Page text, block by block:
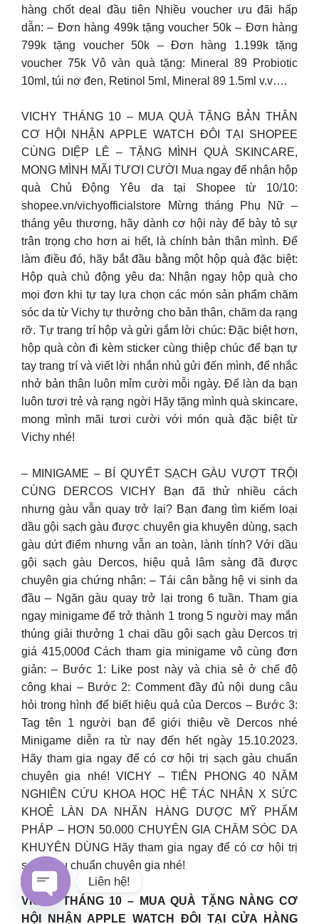
hàng chốt deal đầu tiên Nhiều voucher ưu đãi hấp
dẫn: – Đơn hàng 499k tặng voucher 50k – Đơn hàng
799k tặng voucher 50k – Đơn hàng 1.199k tặng
voucher 75k Vô vàn quà tặng: Mineral 89 Probiotic
10ml, túi nơ đen, Retinol 5ml, Mineral 89 1.5ml v.v….
VICHY THÁNG 10 – MUA QUÀ TẶNG BẢN THÂN
CƠ HỘI NHẬN APPLE WATCH ĐÔI TẠI SHOPEE
CÙNG DIỆP LÊ – TẶNG MÌNH QUÀ SKINCARE,
MONG MÌNH MÃI TƯƠI CƯỜI Mua ngay để nhận hộp
quà Chủ Động Yêu da tại Shopee từ 10/10:
shopee.vn/vichyofficialstore Mừng tháng Phụ Nữ –
tháng yêu thương, hãy dành cơ hội này để bày tỏ sự
trân trọng cho hơn ai hết, là chính bản thân mình. Để
làm điều đó, hãy bắt đầu bằng một hộp quà đặc biệt:
Hộp quà chủ động yêu da: Nhận ngay hộp quà cho
mọi đơn khi tự tay lựa chọn các món sản phẩm chăm
sóc da từ Vichy tự thưởng cho bản thân, chăm da rạng
rỡ. Tự trang trí hộp và gửi gắm lời chúc: Đặc biệt hơn,
hộp quà còn đi kèm sticker cùng thiệp chúc để bạn tự
tay trang trí và viết lời nhắn nhủ gửi đến mình, để nhắc
nhở bản thân luôn mỉm cười mỗi ngày. Để làn da bạn
luôn tươi trẻ và rạng ngời Hãy tặng mình quà skincare,
mong mình mãi tươi cười với món quà đặc biệt từ
Vichy nhé!
– MINIGAME – BÍ QUYẾT SẠCH GÀU VƯỢT TRỘI
CÙNG DERCOS VICHY Bạn đã thử nhiều cách
nhưng gàu vẫn quay trở lại? Bạn đang tìm kiếm loại
dầu gội sạch gàu được chuyên gia khuyên dùng, sạch
gàu dứt điểm nhưng vẫn an toàn, lành tính? Với dầu
gội sạch gàu Dercos, hiệu quả lâm sàng đã được
chuyên gia chứng nhận: – Tái cân bằng hệ vi sinh da
đầu – Ngăn gàu quay trở lại trong 6 tuần. Tham gia
ngay minigame để trở thành 1 trong 5 người may mắn
thúng giải thưởng 1 chai dầu gội sạch gàu Dercos trị
giá 415,000đ Cách tham gia minigame vô cùng đơn
giản: – Bước 1: Like post này và chia sẻ ở chế độ
công khai – Bước 2: Comment đầy đủ nội dung câu
hỏi trong hình để biết hiệu quả của Dercos – Bước 3:
Tag tên 1 người bạn để giới thiệu về Dercos nhé
Minigame diễn ra từ nay đến hết ngày 15.10.2023.
Hãy tham gia ngay để có cơ hội trị sạch gàu chuẩn
chuyên gia nhé! VICHY – TIÊN PHONG 40 NĂM
NGHIÊN CỨU KHOA HỌC HỆ TÁC NHÂN X SỨC
KHOẺ LÀN DA NHÃN HÀNG DƯỢC MỸ PHẨM
PHÁP – HƠN 50.000 CHUYÊN GIA CHĂM SÓC DA
KHUYÊN DÙNG Hãy tham gia ngay để có cơ hội trị
sạch gàu chuẩn chuyên gia nhé!
VICHY THÁNG 10 – MUA QUÀ TẶNG NÀNG CƠ
HỘI NHẬN APPLE WATCH ĐÔI TẠI CỬA HÀNG
Liên hệ!
Open